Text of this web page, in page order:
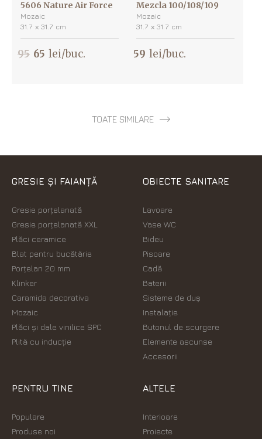
5606 Nature Air Force
Mozaic
31.7 х 31.7 cm
95 65 lei/buc.
Mezcla 100/108/109
Mozaic
31.7 х 31.7 cm
59 lei/buc.
TOATE SIMILARE
GRESIE ȘI FAIANȚĂ
Gresie porțelanată
Gresie porțelanată XXL
Plăci ceramice
Blat pentru bucătărie
Porțelan 20 mm
Klinker
Caramida decorativa
Mozaic
Plăci şi dale vinilice SPC
Plită cu inducție
OBIECTE SANITARE
Lavoare
Vase WC
Bideu
Pisoare
Cadă
Baterii
Sisteme de duș
Instalație
Butonul de scurgere
Elemente ascunse
Accesorii
PENTRU TINE
Populare
Produse noi
ALTELE
Interioare
Proiecte